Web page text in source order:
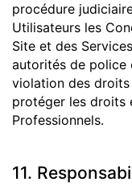
procédure
Utilisateurs les
Site et des
autorités de police
violation des
protéger les droits
Professionnels.
11.